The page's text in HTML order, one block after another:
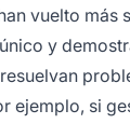
vuelto
y
ejemplo, si